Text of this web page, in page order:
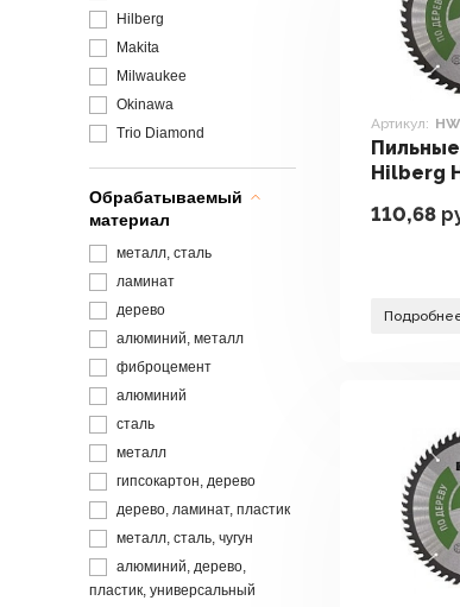
Hilberg
Makita
Milwaukee
Okinawa
Trio Diamond
Обрабатываемый
материал
металл, сталь
ламинат
дерево
алюминий, металл
фиброцемент
алюминий
сталь
металл
гипсокартон, дерево
дерево, ламинат, пластик
металл, сталь, чугун
алюминий, дерево,
пластик, универсальный
Артикул:
Hilberg
110,68